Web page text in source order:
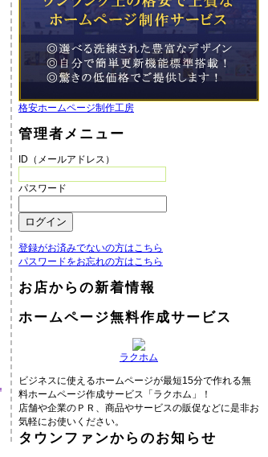
格安ホームページ制作工房
管理者メニュー
ID（メールアドレス）
パスワード
登録がお済みでないの方はこちら
パスワードをお忘れの方はこちら
お店からの新着情報
ホームページ無料作成サービス
ラクホム
ビジネスに使えるホームページが最短15分で作れる無
料ホームページ作成サービス「ラクホム」！
店舗や企業のＰＲ、商品やサービスの販促などに是非お
気軽にお使いください。
タウンファンからのお知らせ